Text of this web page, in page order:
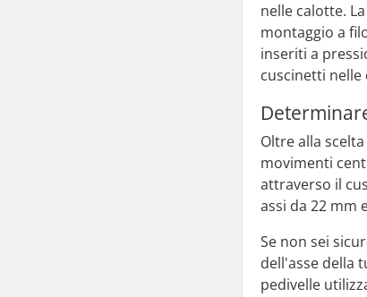
nelle calotte.
montaggio a
inseriti a
cuscinetti nelle
Oltre alla
movimenti
attraverso il
assi da 22 mm
Se non sei
dell'asse della
pedivelle